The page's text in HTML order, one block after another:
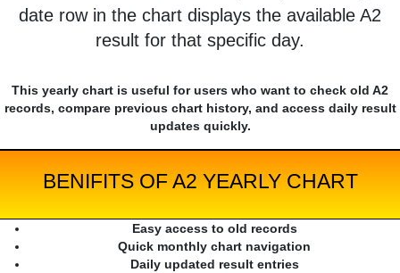
date row in the chart displays the available A2
result for that specific day.
This yearly chart is useful for users who want to check old A2
records, compare previous chart history, and access daily result
updates quickly.
BENIFITS OF A2 YEARLY CHART
Easy access to old records
Quick monthly chart navigation
Daily updated result entries